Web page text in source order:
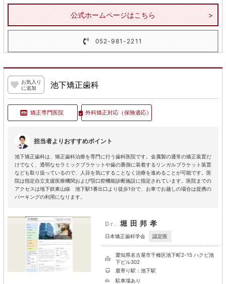
公式ホームページはこちら
052-981-2211
お気入り
に追加
池下矯正歯科
矯正専門医院 外科矯正対応（保険適応）
担当者よりおすすめポイント
池下矯正歯科は、矯正歯科治療を専門に行う歯科医院です。金属製の通常の矯正装置だ
けでなく、透明なセラミックブラケットや歯の裏側に装着するリンガルブラケット装置
なども取り扱っているので、人目を気にすることなく治療を進めることが可能です。医
院は指定自立支援医療機関および顎口腔機能診断施設に指定されています。医院までの
アクセスは地下鉄東山線 池下駅1番出口より徒歩1分で、お車でお越しの場合は提携の
パーキングの利用になります。
Dr. 堀田邦孝
日本矯正歯科学会 認定医
愛知県名古屋市千種区池下町2-15 ハクビ池
下ビル302
最寄り駅：池下駅
駐車場あり